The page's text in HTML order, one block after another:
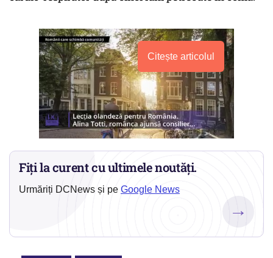
Citește articolul
Fiți la curent cu ultimele noutăți.
Urmăriți DCNews și pe Google News
→